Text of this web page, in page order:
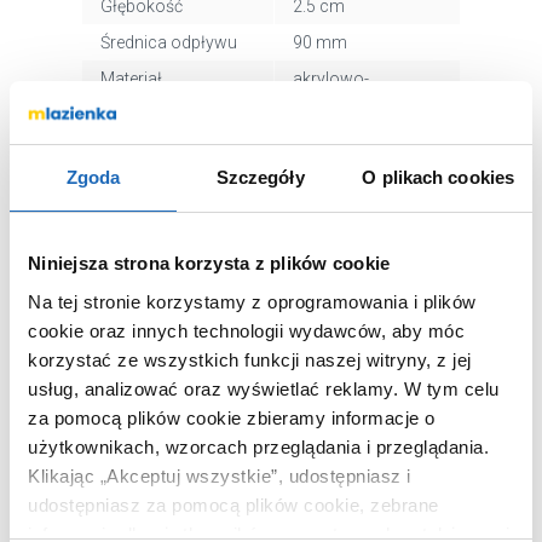
Zgoda Szczegóły O plikach cookies
Niniejsza strona korzysta z plików cookie
Na tej stronie korzystamy z oprogramowania i plików
cookie oraz innych technologii wydawców, aby móc
korzystać ze wszystkich funkcji naszej witryny, z jej
usług, analizować oraz wyświetlać reklamy. W tym celu
za pomocą plików cookie zbieramy informacje o
użytkownikach, wzorcach przeglądania i przeglądania.
Klikając „Akceptuj wszystkie”, udostępniasz i
udostępniasz za pomocą plików cookie, zebrane
informacje dla użytkowników zewnętrznych, a także nasi
Głębokość
2.5 cm
Średnica odpływu
90 mm
Materiał
akrylowo-
Krótszy bok
70 cm
Kod EAN
5902627757440
opakowaniem
Waga z
opakowaniem
10,40 kg
Dane producenta Zobacz
WARTO DOKUPIĆ